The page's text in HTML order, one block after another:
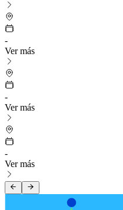
-
Ver más
-
Ver más
-
Ver más